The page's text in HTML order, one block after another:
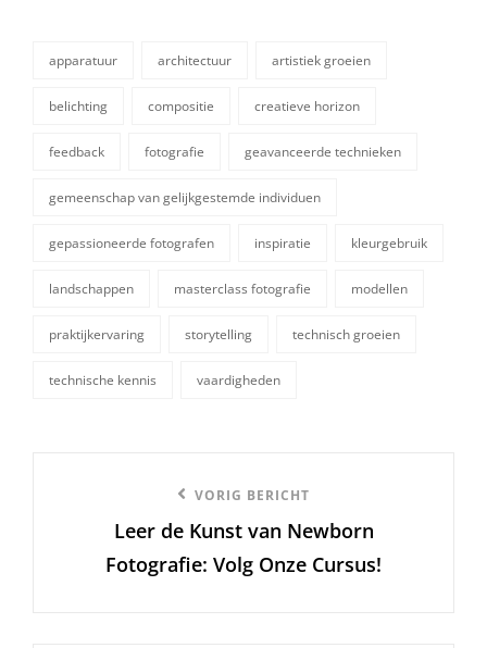
apparatuur architectuur artistiek groeien
belichting compositie creatieve horizon
feedback fotografie geavanceerde technieken
gemeenschap van gelijkgestemde individuen
gepassioneerde fotografen inspiratie kleurgebruik
landschappen masterclass fotografie modellen
praktijkervaring storytelling technisch groeien
technische kennis vaardigheden
bericht
VORIG BERICHT
Leer de Kunst van Newborn
Fotografie: Volg Onze Cursus!